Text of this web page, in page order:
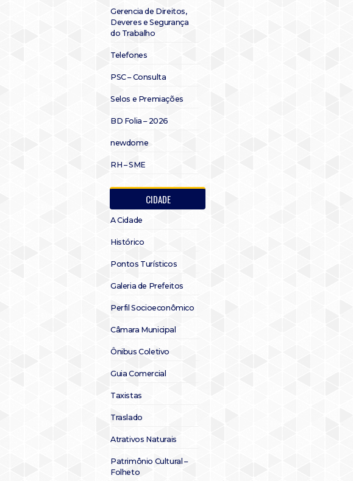
Gerencia de Direitos,
Deveres e Segurança
do Trabalho
Telefones
PSC – Consulta
Selos e Premiações
BD Folia – 2026
newdome
RH – SME
CIDADE
A Cidade
Histórico
Pontos Turísticos
Galeria de Prefeitos
Perfil Socioeconômico
Câmara Municipal
Ônibus Coletivo
Guia Comercial
Taxistas
Traslado
Atrativos Naturais
Patrimônio Cultural –
Folheto